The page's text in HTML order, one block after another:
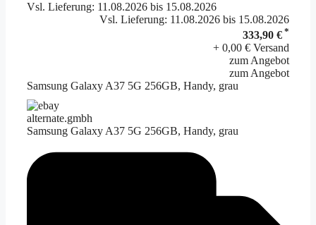
Vsl. Lieferung: 11.08.2026 bis 15.08.2026
Vsl. Lieferung: 11.08.2026 bis 15.08.2026
333,90 € *
+ 0,00 € Versand
zum Angebot
zum Angebot
Samsung Galaxy A37 5G 256GB, Handy, grau
alternate.gmbh
Samsung Galaxy A37 5G 256GB, Handy, grau